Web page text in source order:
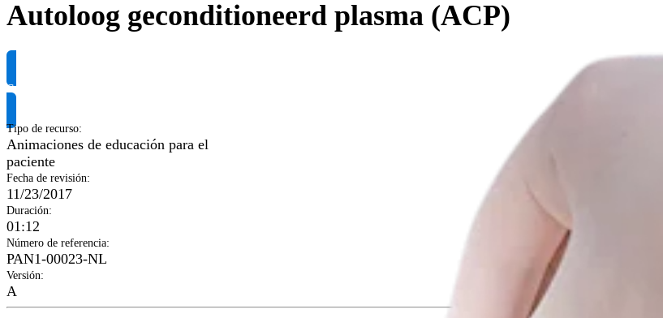
Autoloog geconditioneerd plasma (ACP)
Solicitar información del producto
Tipo de recurso:
Animaciones de educación para el
paciente
Fecha de revisión:
11/23/2017
Duración:
01:12
Número de referencia:
PAN1-00023-NL
Versión:
A